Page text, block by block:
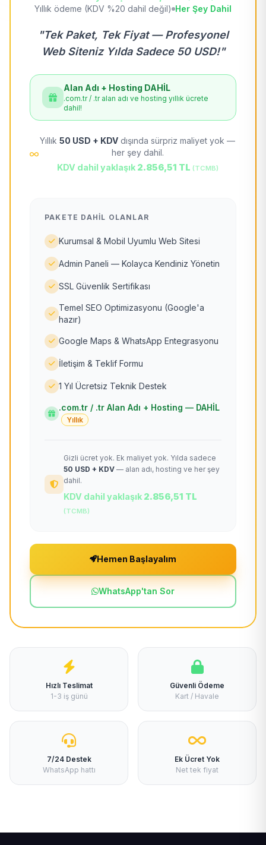
Yıllık ödeme (KDV %20 dahil değil) Her Şey Dahil
"Tek Paket, Tek Fiyat — Profesyonel
Web Siteniz Yılda Sadece 50 USD!"
Alan Adı + Hosting DAHİL
.com.tr / .tr alan adı ve hosting yıllık ücrete
dahil!
Yıllık 50 USD + KDV dışında sürpriz maliyet yok —
her şey dahil.
KDV dahil yaklaşık 2.856,51 TL (TCMB)
PAKETE DAHIL OLANLAR
Kurumsal & Mobil Uyumlu Web Sitesi
Admin Paneli — Kolayca Kendiniz Yönetin
SSL Güvenlik Sertifikası
Temel SEO Optimizasyonu (Google'a
hazır)
Google Maps & WhatsApp Entegrasyonu
İletişim & Teklif Formu
1 Yıl Ücretsiz Teknik Destek
.com.tr / .tr Alan Adı + Hosting — DAHİL
Yıllık
Gizli ücret yok. Ek maliyet yok. Yılda sadece
50 USD + KDV — alan adı, hosting ve her şey
dahil.
KDV dahil yaklaşık 2.856,51 TL
(TCMB)
Hemen Başlayalım
WhatsApp'tan Sor
Hızlı Teslimat
1-3 iş günü
Güvenli Ödeme
Kart / Havale
7/24 Destek
WhatsApp hattı
Ek Ücret Yok
Net tek fiyat